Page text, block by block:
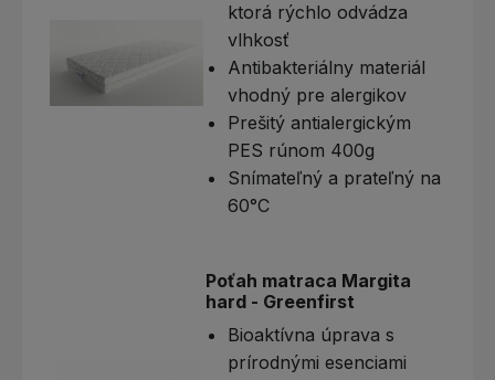
ktorá rýchlo odvádza
vlhkosť
Antibakteriálny materiál
vhodný pre alergikov
Prešitý antialergickým
PES rúnom 400g
Snímateľný a prateľný na
60°C
Poťah matraca Margita
hard - Greenfirst
Bioaktívna úprava s
prírodnými esenciami